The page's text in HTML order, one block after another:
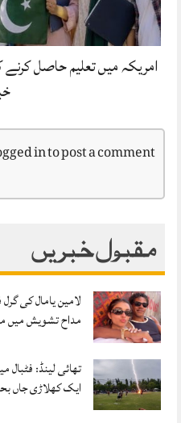
امریکہ میں تعلیم حاصل
into post a comment.
مقبول خبریں
لامین یامال کی
مداح تشویش میں
تھائی لینڈ:
ایک کھلاڑی جاں بحق،